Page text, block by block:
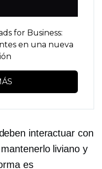
for Business:
en una nueva
interactuar con
liviano y
es